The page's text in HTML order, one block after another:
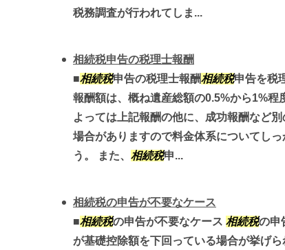
税務調査が行われてしま...
相続税申告の税理士報酬
■相続税申告の税理士報酬相続税申告を税
報酬額は、概ね遺産総額の0.5%から1%程
よっては上記報酬の他に、成功報酬など
場合がありますので料金体系についてし
う。 また、 相続税申...
相続税の申告が不要なケース
■相続税の申告が不要なケース 相続税の申
が基礎控除額を下回っている場合が挙げ